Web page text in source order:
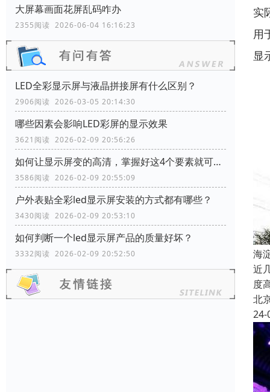
大屏幕画面花屏乱码咋办
2355阅读 2026-06-04 16:16:23
LED全彩显示屏与液晶拼接屏有什么区别？
2906阅读 2026-03-05 20:14:30
哪些因素会影响LED彩屏的显示效果
3621阅读 2026-02-09 20:56:26
如何让显示屏变的高清，掌握好这4个要素就可以了
3586阅读 2026-02-09 20:55:09
户外表贴全彩led显示屏安装的方式都有哪些？
3430阅读 2026-02-09 20:53:10
如何判断一个led显示屏产品的质量好坏？
3332阅读 2026-02-09 20:52:50
实
用
显
海
近
度
北
24-